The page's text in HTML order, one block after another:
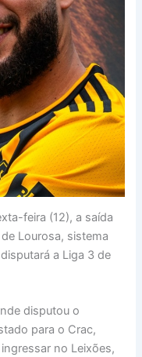
feira (12), a saída
Lourosa, sistema
a Liga 3 de
disputou o
para o Crac,
no Leixões,